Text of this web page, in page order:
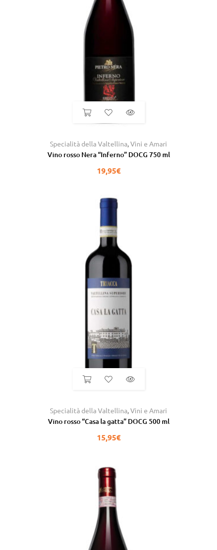
Specialità della Valtellina,Vini e Amari
Vino rosso Nera “Inferno” DOCG 750 ml
19,95€
Specialità della Valtellina,Vini e Amari
Vino rosso “Casa la gatta” DOCG 500 ml
15,95€